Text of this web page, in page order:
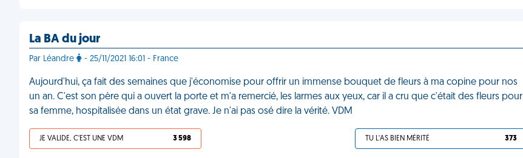
La BA du jour
Par Léandre - 25/11/2021 16:01 - France
Aujourd'hui, ça fait des semaines que j'économise pour offrir un immense bouquet de fleurs à ma copine pour nos
un an. C'est son père qui a ouvert la porte et m'a remercié, les larmes aux yeux, car il a cru que c'était des fleurs pour
sa femme, hospitalisée dans un état grave. Je n'ai pas osé dire la vérité. VDM
JE VALIDE, C'EST UNE VDM 3 598 TU L'AS BIEN MÉRITÉ 373